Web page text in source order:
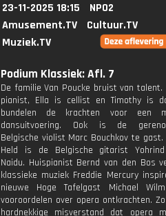
23-11-2025 18:15
NPO2
Amusement.TV
Cultuur.TV
Muziek.TV
Podium Klassiek: Afl. 7
De familie Van Poucke bruist van talent.
pianist, Ella is cellist en Timothy is
bundelen de krachten voor een
dansuitvoering. Ook is de
Belgische violist Marc Bouchkov te gast.
Held is de Belgische gitarist
Naidu. Huispianist Bernd van den Bos
klassieke muziek Freddie Mercury
nieuwe Hoge Tafelgast Michael
vooroordelen over opera ontkrachten.
hardnekkige misverstand dat opera